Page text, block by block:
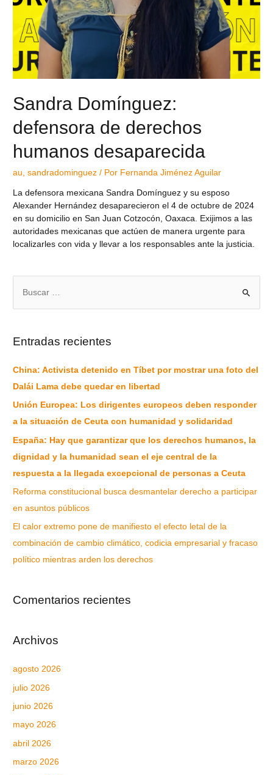
Sandra Domínguez:
defensora de derechos
humanos desaparecida
au ,sandradominguez / Por Fernanda Jiménez Aguilar
La defensora mexicana Sandra Domínguez y su esposo
Alexander Hernández desaparecieron el 4 de octubre de 2024
en su domicilio en San Juan Cotzocón, Oaxaca. Exijimos a las
autoridades mexicanas que actúen de manera urgente para
localizarles con vida y llevar a los responsables ante la justicia.
Entradas recientes
China: Activista detenido en Tíbet por mostrar una foto del
Dalái Lama debe quedar en libertad
Unión Europea: Los dirigentes europeos deben responder
a la situación de Ceuta con humanidad y solidaridad
España: Hay que garantizar que los derechos humanos, la
dignidad y la humanidad sean el eje central de la
respuesta a la llegada excepcional de personas a Ceuta
Reforma constitucional busca desmantelar derecho a participar
en asuntos públicos
El calor extremo pone de manifiesto el efecto letal de la
combinación de cambio climático, codicia empresarial y fracaso
político mientras arden los derechos
Comentarios recientes
Archivos
agosto 2026
julio 2026
junio 2026
mayo 2026
abril 2026
marzo 2026